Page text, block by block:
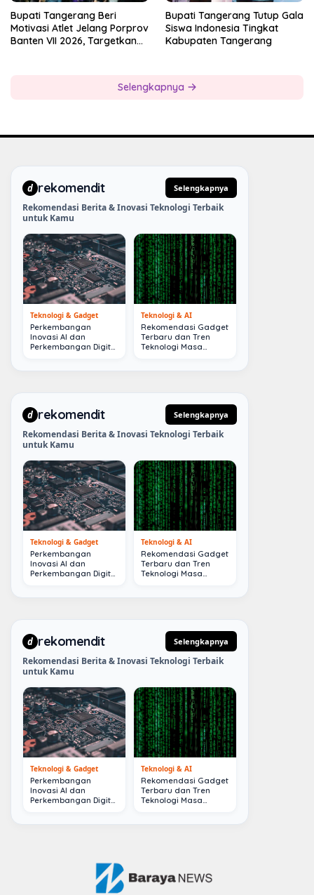
Bupati Tangerang Beri
Motivasi Atlet Jelang Porprov
Banten VII 2026, Targetkan
Bupati Tangerang Tutup Gala
Siswa Indonesia Tingkat
Kabupaten Tangerang
Selengkapnya
d rekomendit Selengkapnya
Rekomendasi Berita & Inovasi Teknologi Terbaik
untuk Kamu
Teknologi & Gadget
Perkembangan
Inovasi AI dan
Perkembangan Digital
Teknologi & AI
Rekomendasi Gadget
Terbaru dan Tren
Teknologi Masa
d rekomendit Selengkapnya
Rekomendasi Berita & Inovasi Teknologi Terbaik
untuk Kamu
Teknologi & Gadget
Perkembangan
Inovasi AI dan
Perkembangan Digital
Teknologi & AI
Rekomendasi Gadget
Terbaru dan Tren
Teknologi Masa
d rekomendit Selengkapnya
Rekomendasi Berita & Inovasi Teknologi Terbaik
untuk Kamu
Teknologi & Gadget
Perkembangan
Inovasi AI dan
Perkembangan Digital
Teknologi & AI
Rekomendasi Gadget
Terbaru dan Tren
Teknologi Masa